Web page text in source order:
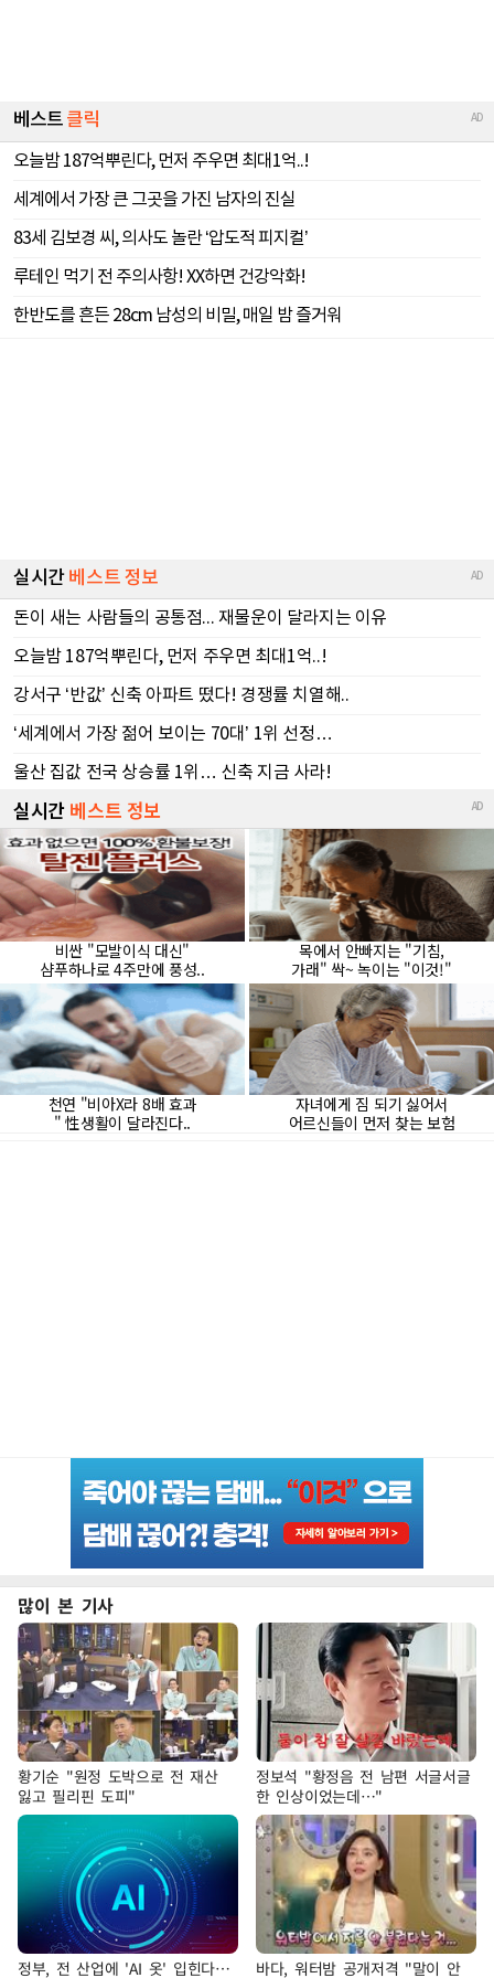
많이 본 기사
황기순 "원정 도박으로 전 재산
잃고 필리핀 도피"
정보석 "황정음 전 남편 서글서글
한 인상이었는데…"
정부, 전 산업에 'AI 옷' 입힌다…
바다, 워터밤 공개저격 "말이 안